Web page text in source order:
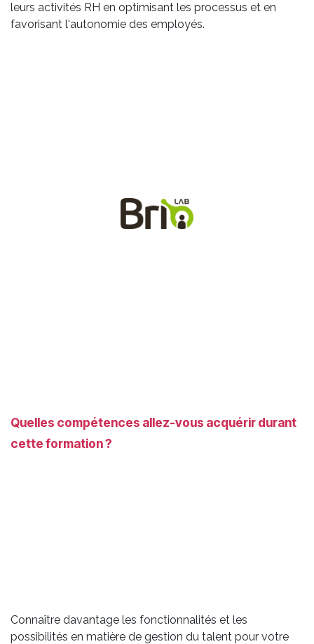
leurs activités RH en optimisant les processus et en
favorisant l'autonomie des employés.
Quelles compétences allez-vous acquérir durant
cette formation ?
Connaître davantage les fonctionnalités et les
possibilités en matière de gestion du talent pour votre